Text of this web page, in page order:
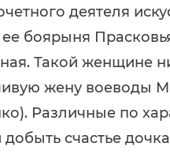
деятеля
боярыня
Такой женщине
жену воеводы
Различные по
счастье